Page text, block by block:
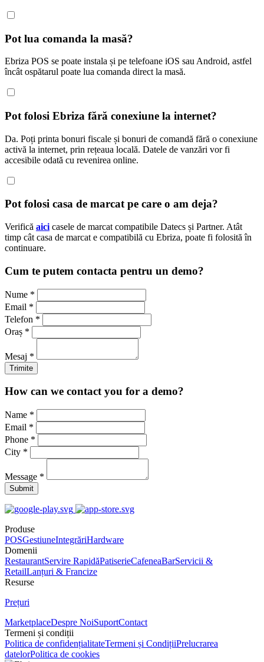
Pot lua comanda la masă?
Ebriza POS se poate instala și pe telefoane iOS sau Android, astfel
încât ospătarul poate lua comanda direct la masă.
Pot folosi Ebriza fără conexiune la internet?
Da. Poți printa bonuri fiscale și bonuri de comandă fără o conexiune
activă la internet, prin rețeaua locală. Datele de vanzări vor fi
accesibile odată cu revenirea online.
Pot folosi casa de marcat pe care o am deja?
Verifică aici casele de marcat compatibile Datecs și Partner. Atât
timp cât casa de marcat e compatibilă cu Ebriza, poate fi folosită în
continuare.
Cum te putem contacta pentru un demo?
Nume *
Email *
Telefon *
Oraș *
Mesaj *
Trimite
How can we contact you for a demo?
Name *
Email *
Phone *
City *
Message *
Submit
Produse
POSGestiuneIntegrăriHardware
Domenii
RestaurantServire RapidăPatiserieCafeneaBarServicii &
RetailLanțuri & Francize
Resurse
Prețuri
MarketplaceDespre NoiSuportContact
Termeni și condiții
Politica de confidențialitateTermeni și CondițiiPrelucrarea
datelorPolitica de cookies